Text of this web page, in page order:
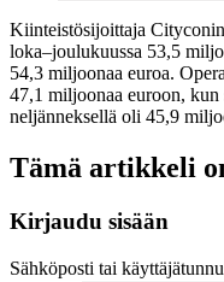
Kiinteistösijoittaja
loka–joulukuussa 53,5
54,3 miljoonaa euroa.
47,1 miljoonaa euroon,
neljänneksellä oli 45,9
Tämä artikkeli
Kirjaudu sisään
Sähköposti tai